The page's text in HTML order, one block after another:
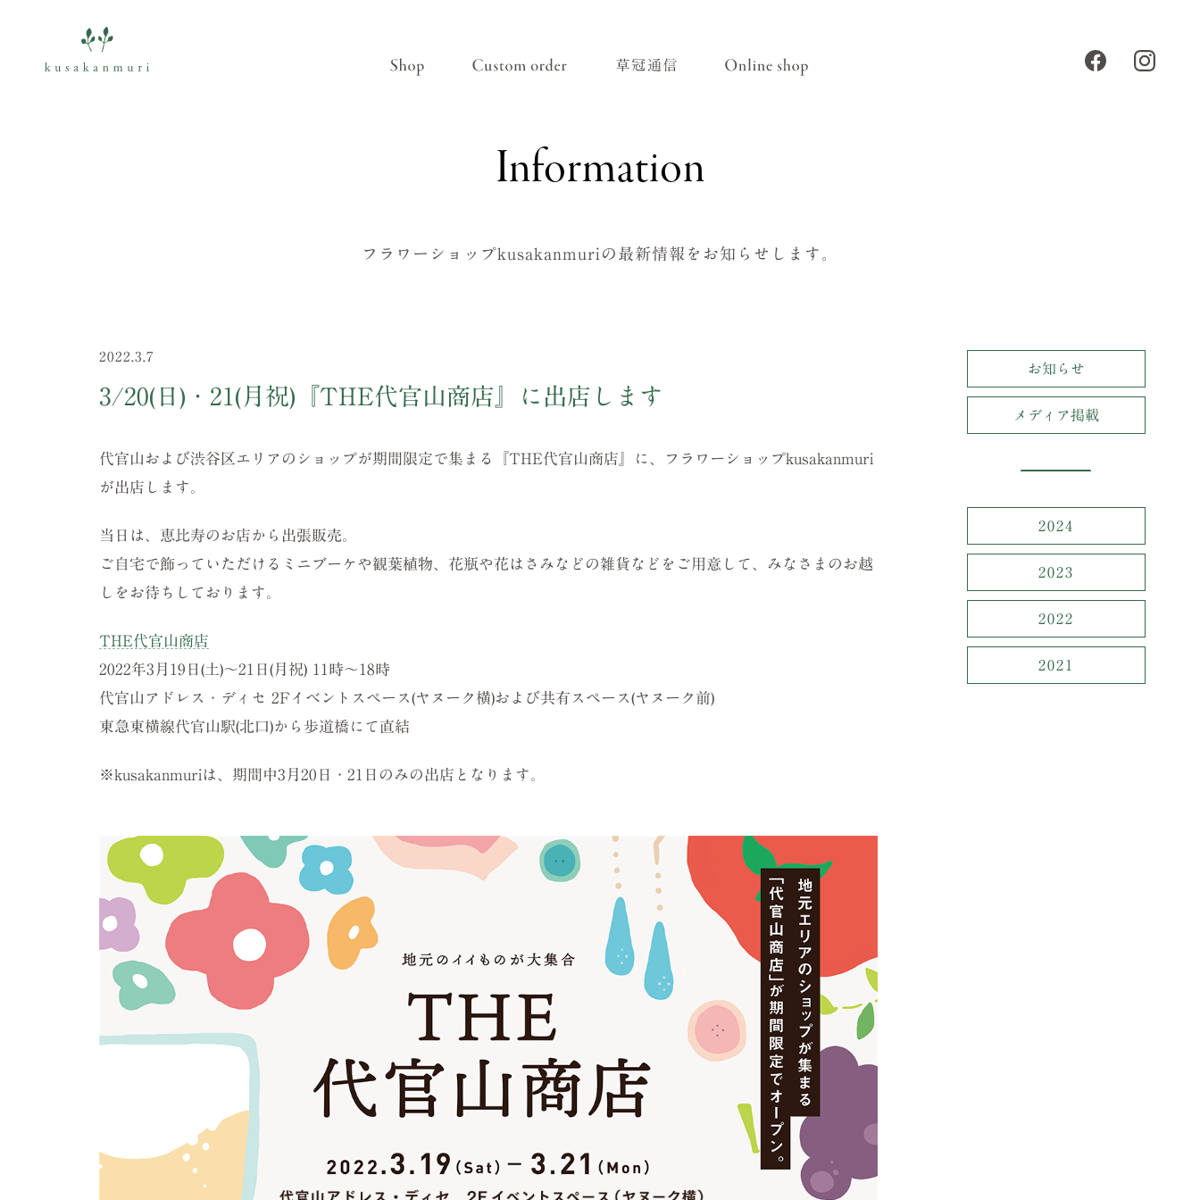
Information
フラワーショップkusakanmuriの 最新情報をお知らせします。
お知らせ
メディア掲載
2024
2023
2022
2021
2022.3.7
3/20(日)・21(月祝)『THE代官山商店』に出店します
代官山および渋谷区エリアのショップが期間限定で集まる『THE代官山商店』に、フラワーショップkusakanmuri
が出店します。
当日は、恵比寿のお店から出張販売。
ご自宅で飾っていただけるミニブーケや観葉植物、花瓶や花はさみなどの雑貨などをご用意して、みなさまのお越
しをお待ちしております。
THE代官山商店
2022年3月19日(土)〜21日(月祝) 11時〜18時
代官山アドレス・ディセ 2Fイベントスペース(ヤヌーク横)および共有スペース(ヤヌーク前)
東急東横線代官山駅(北口)から歩道橋にて直結
※kusakanmuriは、期間中3月20日・21日のみの出店となります。